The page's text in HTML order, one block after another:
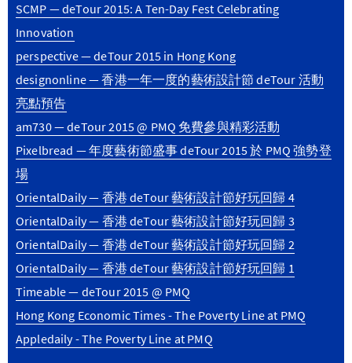
SCMP — deTour 2015: A Ten-Day Fest Celebrating
Innovation
perspective — deTour 2015 in Hong Kong
designonline — 香港一年一度的藝術設計節 deTour 活動
亮點預告
am730 — deTour 2015 @ PMQ 免費參與精彩活動
Pixelbread — 年度藝術節盛事 deTour 2015 於 PMQ 強勢登
場
OrientalDaily — 香港 deTour 藝術設計節好玩回歸 4
OrientalDaily — 香港 deTour 藝術設計節好玩回歸 3
OrientalDaily — 香港 deTour 藝術設計節好玩回歸 2
OrientalDaily — 香港 deTour 藝術設計節好玩回歸 1
Timeable — deTour 2015 @ PMQ
Hong Kong Economic Times - The Poverty Line at PMQ
Appledaily - The Poverty Line at PMQ